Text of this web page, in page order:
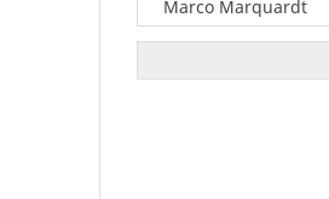
Marco Marquardt